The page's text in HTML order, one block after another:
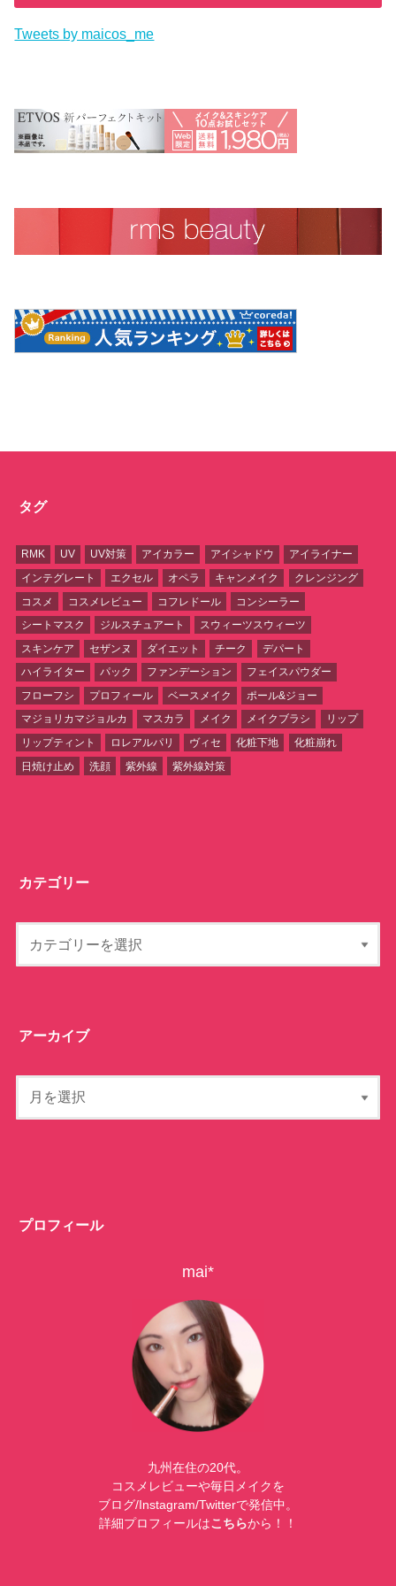
Tweets by maicos_me
タグ
RMK UV UV対策 アイカラー アイシャドウ
アイライナー
インテグレート
エクセル オペラ キャンメイク
クレンジング
コスメ
コスメレビュー コフレドール
コンシーラー
シートマスク
ジルスチュアート
スウィーツスウィーツ
スキンケア
セザンヌ ダイエット チーク
デパート
ハイライター
パック ファンデーション
フェイスパウダー
フローフシ
プロフィール ベースメイク
ポール&ジョー
マジョリカマジョルカ
マスカラ メイク メイクブラシ
リップ
リップティント
ロレアルパリ ヴィセ 化粧下地
化粧崩れ
日焼け止め
洗顔 紫外線 紫外線対策
カテゴリー
アーカイブ
プロフィール
mai*
九州在住の20代。
コスメレビューや毎日メイクを
ブログ/Instagram/Twitterで発信中。
詳細プロフィールはこちらから！！